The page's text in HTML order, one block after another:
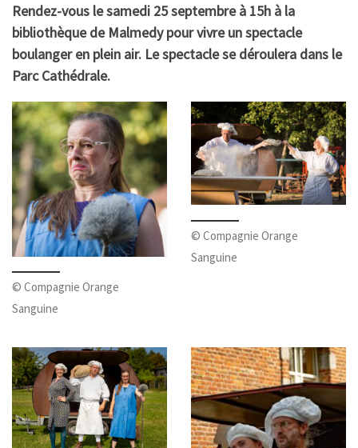
Rendez-vous le samedi 25 septembre à 15h à la
bibliothèque de Malmedy pour vivre un spectacle
boulanger en plein air. Le spectacle se déroulera dans le
Parc Cathédrale.
© Compagnie Orange
Sanguine
© Compagnie Orange
Sanguine